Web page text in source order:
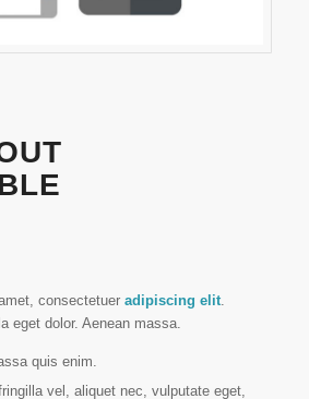
consectetuer adipiscing elit.
eget dolor. Aenean massa.
quis enim.
vel, aliquet nec, vulputate eget,